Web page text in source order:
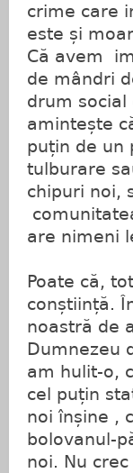
crime care
este și
Că avem
de mândri
drum
amintește
puțin de un
tulburare
chipuri noi,
are nimeni
Poate că,
conștiință.
noastră de
Dumnezeu
am hulit-o,
cel puțin
noi înșine ,
bolovanul-
noi. Nu